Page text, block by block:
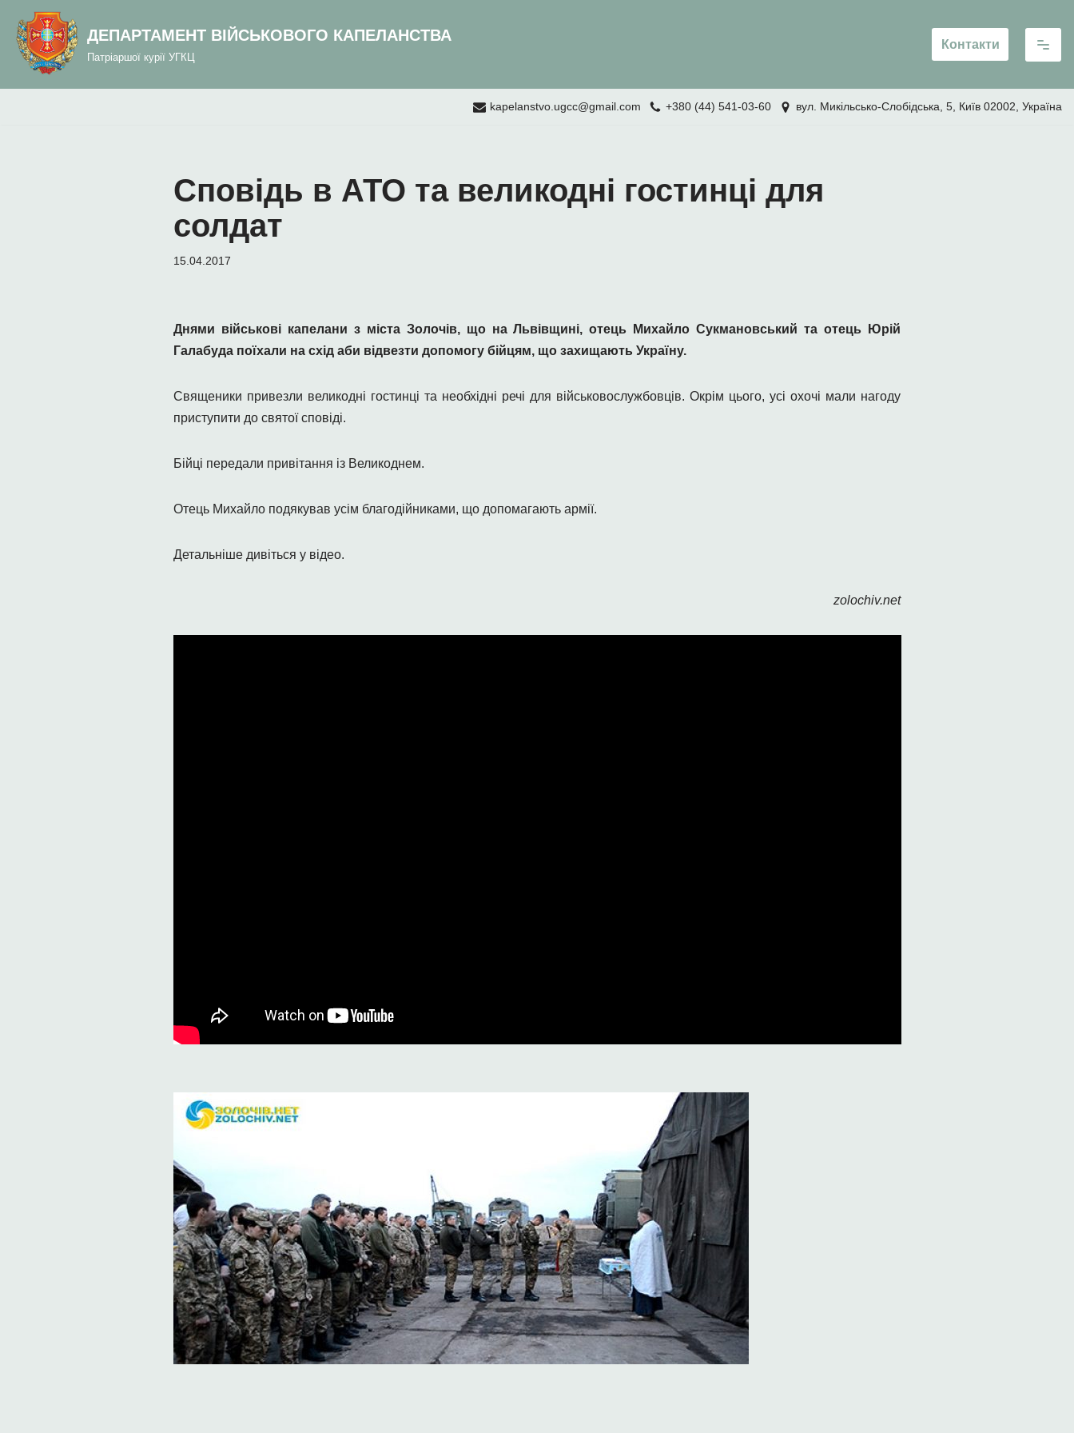
вмісту
Перейти
вмісту
ДЕПАРТАМЕНТ ВІЙСЬКОВОГО КАПЕЛАНСТВА
Патріаршої курії УГКЦ
Контакти
kapelanstvo.ugcc@gmail.com +380 (44) 541-03-60 вул. Микільсько-Слобідська, 5, Київ 02002, Україна
Сповідь в АТО та великодні гостинці для
солдат
15.04.2017
Днями військові капелани з міста Золочів, що на Львівщині, отець Михайло Сукмановський та отець Юрій
Галабуда поїхали на схід аби відвезти допомогу бійцям, що захищають Україну.
Священики привезли великодні гостинці та необхідні речі для військовослужбовців. Окрім цього, усі охочі мали нагоду
приступити до святої сповіді.
Бійці передали привітання із Великоднем.
Отець Михайло подякував усім благодійниками, що допомагають армії.
Детальніше дивіться у відео.
zolochiv.net